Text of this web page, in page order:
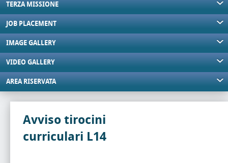
TERZA MISSIONE
JOB PLACEMENT
IMAGE GALLERY
VIDEO GALLERY
AREA RISERVATA
Avviso tirocini
curriculari L14